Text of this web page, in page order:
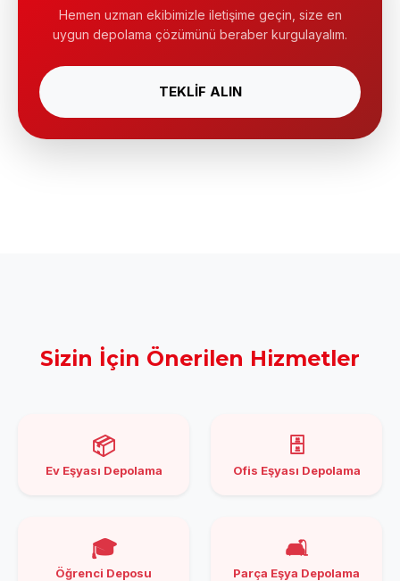
Hemen uzman ekibimizle iletişime geçin, size en
uygun depolama çözümünü beraber kurgulayalım.
TEKLİF ALIN
Sizin İçin Önerilen Hizmetler
📦
Ev Eşyası Depolama
🗄️
Ofis Eşyası Depolama
🎓
Öğrenci Deposu
🛋️
Parça Eşya Depolama